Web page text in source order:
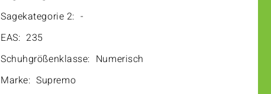
Sagekategorie 2: -
EAS: 235
Schuhgrößenklasse: Numerisch
Marke: Supremo